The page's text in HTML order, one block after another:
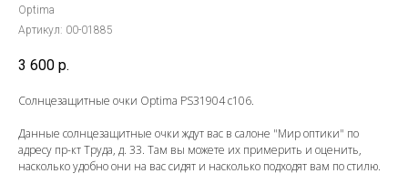
Optima
Артикул: 00-01885
3 600 р.
Солнцезащитные очки Optima PS31904 c106.
Данные солнцезащитные очки ждут вас в салоне "Мир оптики" по
адресу пр-кт Труда, д. 33. Там вы можете их примерить и оценить,
насколько удобно они на вас сидят и насколько подходят вам по стилю.